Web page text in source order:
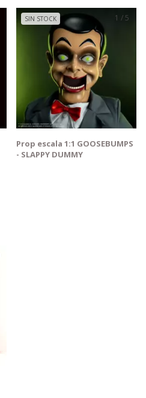
1 / 5
SIN STOCK
Prop escala 1:1 GOOSEBUMPS
- SLAPPY DUMMY